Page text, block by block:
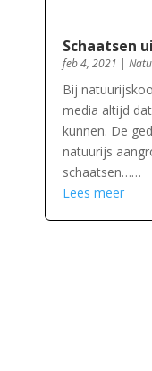
Schaatsen
feb 4, 2021 |
Bij
media altijd
kunnen. De
natuurijs
schaatsen……
Lees meer